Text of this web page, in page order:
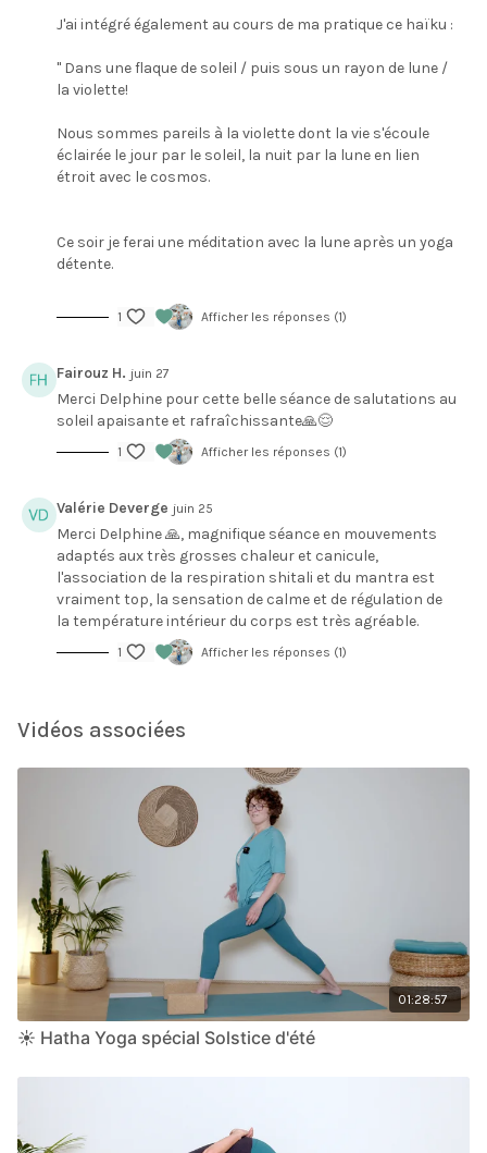
J'ai intégré également au cours de ma pratique ce haïku :
" Dans une flaque de soleil / puis sous un rayon de lune /
la violette!
Nous sommes pareils à la violette dont la vie s'écoule
éclairée le jour par le soleil, la nuit par la lune en lien
étroit avec le cosmos.
Ce soir je ferai une méditation avec la lune après un yoga
détente.
1 Afficher les réponses (1)
Fairouz H. juin 27
Merci Delphine pour cette belle séance de salutations au
soleil apaisante et rafraîchissante🙏😌
1 Afficher les réponses (1)
Valérie Deverge juin 25
Merci Delphine 🙏, magnifique séance en mouvements
adaptés aux très grosses chaleur et canicule,
l'association de la respiration shitali et du mantra est
vraiment top, la sensation de calme et de régulation de
la température intérieur du corps est très agréable.
1 Afficher les réponses (1)
Vidéos associées
01:28:57
☀️ Hatha Yoga spécial Solstice d'été